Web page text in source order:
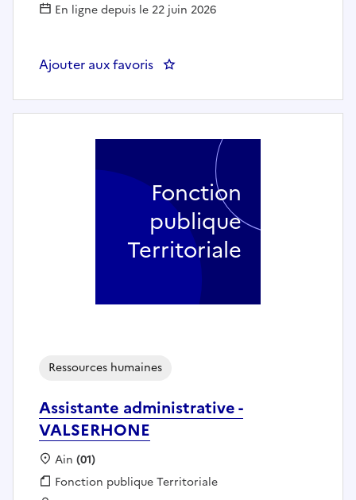
En ligne depuis le 22 juin 2026
Ajouter aux favoris : CHEF DE SECTION GA-
Assistante administrative -
VALSERHONE
Ressources humaines
Localisation :
Ain (01)
Fonction publique :
Fonction publique Territoriale
Fonction
publique
Territoriale